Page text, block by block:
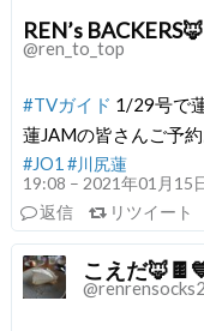
REN’s
@ren_to_top
#TVガイド 1/29号で
蓮JAMの皆さんご予
#JO1#川尻蓮
19:08 – 2021年01月15
返信
リツイート
こえだ